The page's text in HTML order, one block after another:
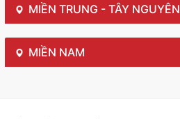
MIỀN TRUNG - TÂY NGUYÊN
MIỀN NAM